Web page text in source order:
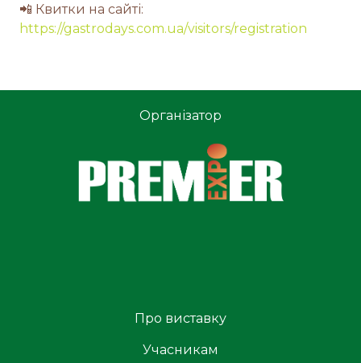
📲 Квитки на сайті:
https://gastrodays.com.ua/visitors/registration
Організатор
Про виставку
Учасникам